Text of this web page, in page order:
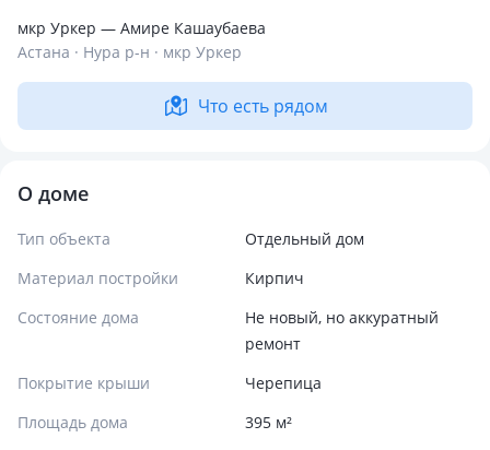
мкр Уркер — Амире Кашаубаева
Астана · Нура р-н · мкр Уркер
Что есть рядом
О доме
Тип объекта
Отдельный дом
Материал постройки
Кирпич
Состояние дома
Не новый, но аккуратный
ремонт
Покрытие крыши
Черепица
Площадь дома
395 м²